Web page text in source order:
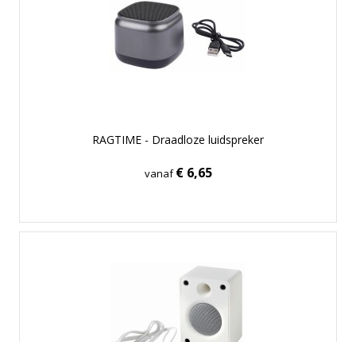
RAGTIME - Draadloze luidspreker
vanaf€ 6,65